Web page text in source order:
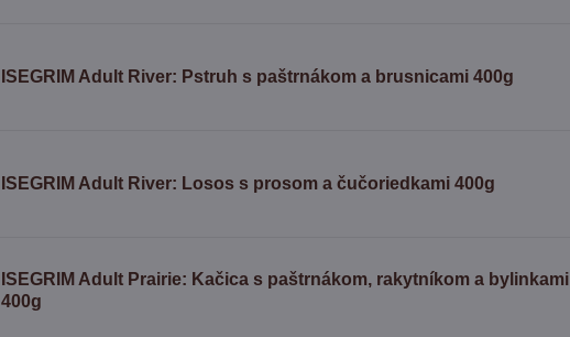
ISEGRIM Adult River: Pstruh s paštrnákom a brusnicami 400g
ISEGRIM Adult River: Losos s prosom a čučoriedkami 400g
ISEGRIM Adult Prairie: Kačica s paštrnákom, rakytníkom a bylinkami
400g